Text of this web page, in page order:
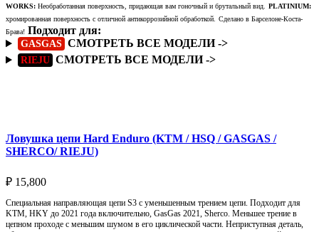
WORKS: Необработанная поверхность, придающая вам гоночный и брутальный вид. PLATINIUM:
хромированная поверхность с отличной антикоррозийной обработкой. Сделано в Барселоне-Коста-
Брава! Подходит для:
GASGAS СМОТРЕТЬ ВСЕ МОДЕЛИ ->
RIEJU СМОТРЕТЬ ВСЕ МОДЕЛИ ->
Ловушка цепи Hard Enduro (KTM / HSQ / GASGAS /
SHERCO/ RIEJU)
₽ 15,800
Специальная направляющая цепи S3 с уменьшенным трением цепи. Подходит для
KTM, HKY до 2021 года включительно, GasGas 2021, Sherco. Меньшее трение в
цепном проходе с меньшим шумом в его циклической части. Неприступная деталь,